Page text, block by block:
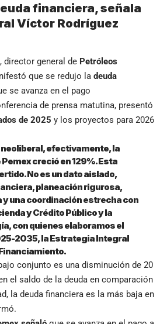
financiera, señala
Víctor Rodríguez
, director general de Petróleos
que se redujo la deuda
se avanza en el pago
de prensa matutina, presentó
de 2025 y los proyectos para 2026
efectivamente, la
creció en 129%. Esta
No es un dato aislado,
planeación rigurosa,
una coordinación estrecha con
y Crédito Público y la
con quienes elaboramos el
2035, la Estrategia Integral
conjunto es una disminución de 20
el saldo de la deuda en comparación
la deuda financiera es la más baja en